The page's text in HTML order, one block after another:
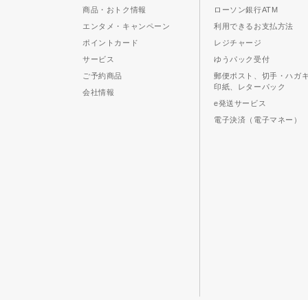
商品・おトク情報
エンタメ・キャンペーン
ポイントカード
サービス
ご予約商品
会社情報
ローソン銀行ATM
利用できるお支払方法
レジチャージ
ゆうパック受付
郵便ポスト、切手・ハガ
印紙、レターパック
e発送サービス
電子決済（電子マネー）